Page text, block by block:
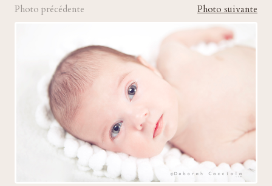
Photo précédente Photo suivante